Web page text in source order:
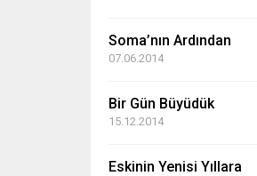
Soma’nın Ardından
07.06.2014
Bir Gün Büyüdük
15.12.2014
Eskinin Yenisi Yıllara